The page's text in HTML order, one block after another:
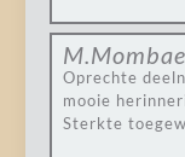
Oprechte
mooie
Sterkte